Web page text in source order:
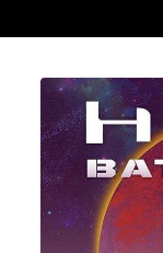
GADGET
NEWS
CONTATTI
CHI SIAMO
DOWNLOAD
RICERCA